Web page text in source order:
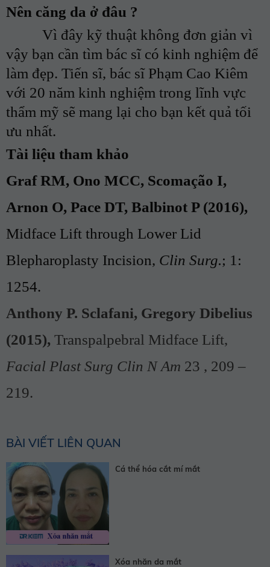
Nên căng da ở đâu ?
Vì đây kỹ thuật không đơn giản vì
vậy bạn cần tìm bác sĩ có kinh nghiệm để
làm đẹp. Tiến sĩ, bác sĩ Phạm Cao Kiêm
với 20 năm kinh nghiệm trong lĩnh vực
thẩm mỹ sẽ mang lại cho bạn kết quả tối
ưu nhất.
Tài liệu tham khảo
Graf RM, Ono MCC, Scomação I,
Arnon O, Pace DT, Balbinot P (2016),
Midface Lift through Lower Lid
Blepharoplasty Incision, Clin Surg.; 1:
1254.
Anthony P. Sclafani, Gregory Dibelius
(2015), Transpalpebral Midface Lift,
Facial Plast Surg Clin N Am 23 , 209 –
219.
BÀI VIẾT LIÊN QUAN
Cá thể hóa cắt mí mắt
Xóa nhăn da mắt